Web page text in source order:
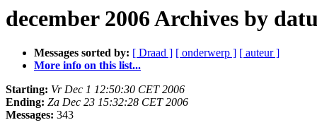
december 2006 Archives by
Messages sorted by: [ Draad ] [ onderwerp ] [ auteur ]
More info on this list...
Starting: Vr Dec 1 12:50:30 CET 2006
Ending: Za Dec 23 15:32:28 CET 2006
Messages: 343